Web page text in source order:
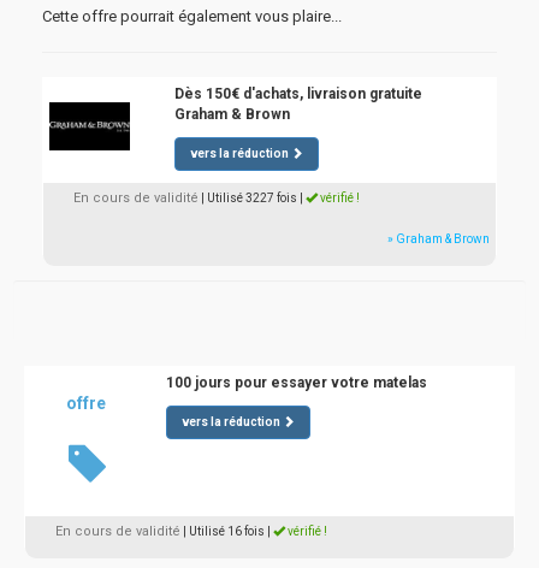
Cette offre pourrait également vous plaire...
Dès 150€ d'achats, livraison gratuite
Graham & Brown
vers la réduction
En cours de validité | Utilisé 3227 fois vérifié !
» Graham & Brown
offre
100 jours pour essayer votre matelas
vers la réduction
En cours de validité | Utilisé 16 fois vérifié !